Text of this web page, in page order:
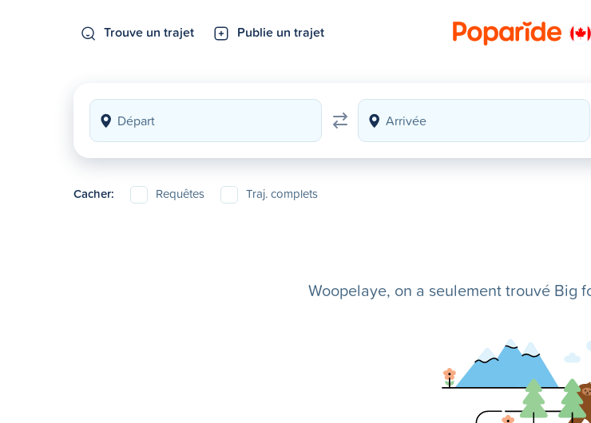
Trouve un trajet Publie un trajet
Cacher: Requêtes Traj. complets
Woopelaye, on a seulement trouvé Big